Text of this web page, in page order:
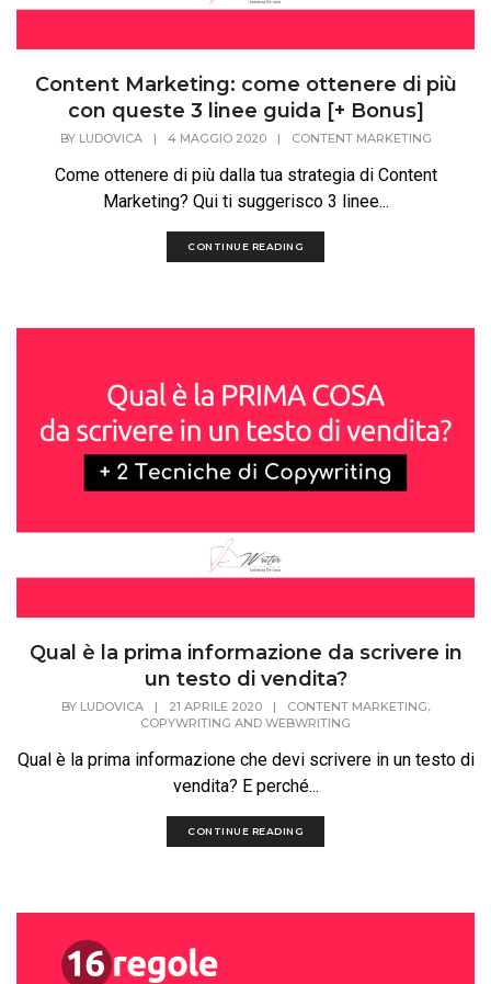
Content Marketing: come ottenere di più
con queste 3 linee guida [+ Bonus]
BY LUDOVICA | 4 MAGGIO 2020 | CONTENT MARKETING
Come ottenere di più dalla tua strategia di Content
Marketing? Qui ti suggerisco 3 linee...
CONTINUE READING
Qual è la prima informazione da scrivere in
un testo di vendita?
BY LUDOVICA | 21 APRILE 2020 | CONTENT MARKETING
COPYWRITING AND WEBWRITING
Qual è la prima informazione che devi scrivere in un testo di
vendita? E perché...
CONTINUE READING